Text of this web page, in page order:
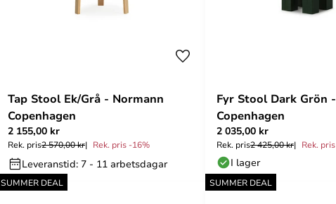
Tap Stool Ek/Grå - Normann
Copenhagen
2 155,00 kr
Rek. pris2 570,00 kr Rek. pris -16%
Leveranstid: 7 - 11 arbetsdagar
Fyr Stool Dark Grön
Copenhagen
2 035,00 kr
Rek. pris2 425,00 kr Rek.
I lager
SUMMER DEAL SUMMER DEAL